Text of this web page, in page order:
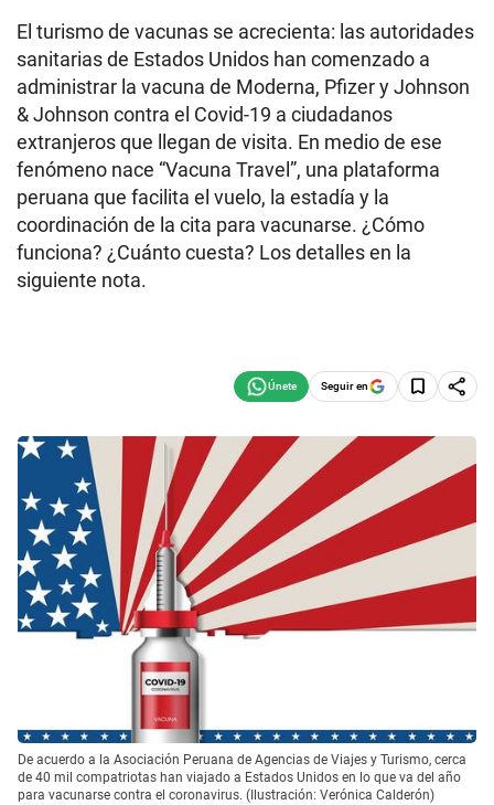
El turismo de vacunas se acrecienta: las autoridades
sanitarias de Estados Unidos han comenzado a
administrar la vacuna de Moderna, Pfizer y Johnson
& Johnson contra el Covid-19 a ciudadanos
extranjeros que llegan de visita. En medio de ese
fenómeno nace “Vacuna Travel”, una plataforma
peruana que facilita el vuelo, la estadía y la
coordinación de la cita para vacunarse. ¿Cómo
funciona? ¿Cuánto cuesta? Los detalles en la
siguiente nota.
Seguir en
De acuerdo a la Asociación Peruana de Agencias de Viajes y Turismo, cerca
de 40 mil compatriotas han viajado a Estados Unidos en lo que va del año
para vacunarse contra el coronavirus. (Ilustración: Verónica Calderón)